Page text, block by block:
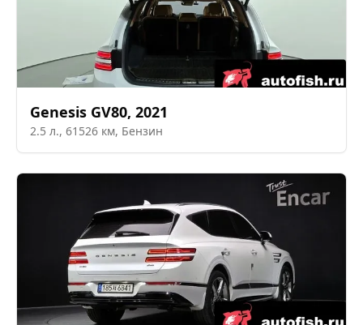
Genesis GV80, 2021
2.5 л., 61526 км, Бензин